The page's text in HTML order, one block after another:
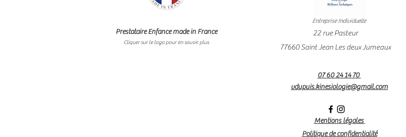
Entreprise Individuelle
Prestataire Enfance made in France
Cliquer sur le logo pour en savoir plus
22 rue Pasteur
77660 Saint Jean Les deux Jumeaux
07 60 24 14 70
vdupuis.kinesiologie@gmail.com
Mentions légales
Politique de confidentialité